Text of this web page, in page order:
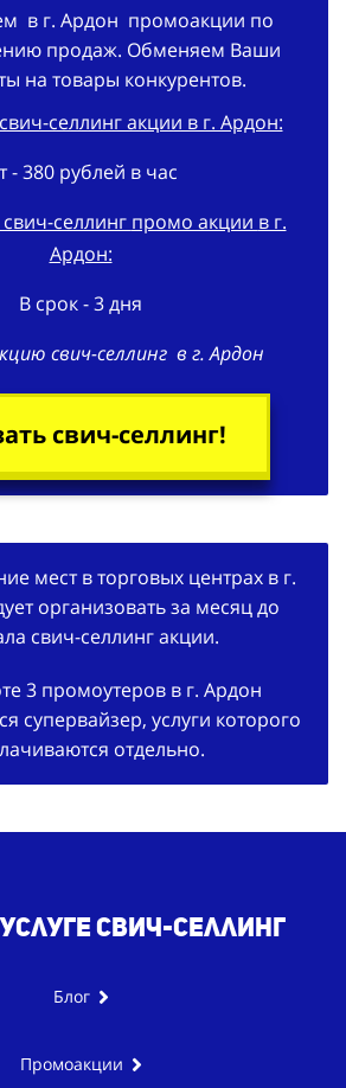
в г. Ардон промоакции по
продаж. Обменяем Ваши
на товары конкурентов.
селлинг акции в г. Ардон:
- 380 рублей в час
селлинг промо акции в г.
Ардон:
В срок - 3 дня
свич-селлинг в г. Ардон
свич-селлинг!
мест в торговых центрах в г.
организовать за месяц до
свич-селлинг акции.
3 промоутеров в г. Ардон
супервайзер, услуги которого
отдельно.
свич-селлинг
Блог
Промоакции